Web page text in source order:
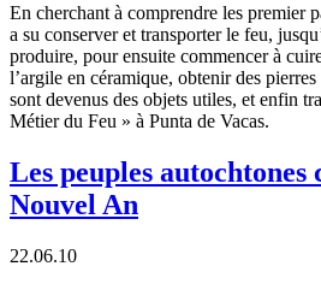
En cherchant à comprendre les premier
a su conserver et transporter le feu,
produire, pour ensuite commencer à
l’argile en céramique, obtenir des
sont devenus des objets utiles, et enfin
Métier du Feu » à Punta de Vacas.
Les peuples
Nouvel An
22.06.10